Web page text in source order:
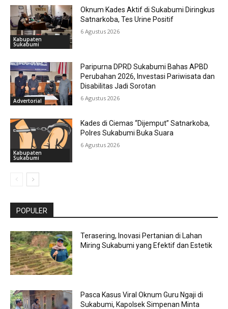
Kabupaten
Sukabumi
Oknum Kades Aktif di Sukabumi Diringkus
Satnarkoba, Tes Urine Positif
6 Agustus 2026
Advertorial
Paripurna DPRD Sukabumi Bahas APBD
Perubahan 2026, Investasi Pariwisata dan
Disabilitas Jadi Sorotan
6 Agustus 2026
Kabupaten
Sukabumi
Kades di Ciemas “Dijemput” Satnarkoba,
Polres Sukabumi Buka Suara
6 Agustus 2026
POPULER
Terasering, Inovasi Pertanian di Lahan
Miring Sukabumi yang Efektif dan Estetik
Pasca Kasus Viral Oknum Guru Ngaji di
Sukabumi, Kapolsek Simpenan Minta